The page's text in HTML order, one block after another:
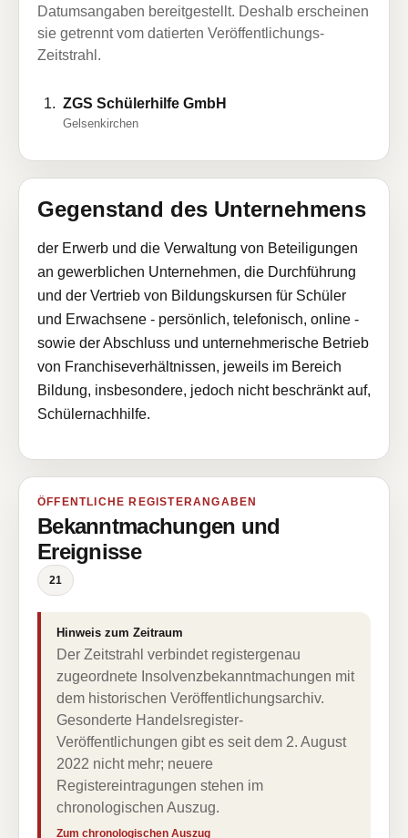
Datumsangaben bereitgestellt. Deshalb erscheinen
sie getrennt vom datierten Veröffentlichungs-
Zeitstrahl.
ZGS Schülerhilfe GmbH
Gelsenkirchen
Gegenstand des Unternehmens
der Erwerb und die Verwaltung von Beteiligungen
an gewerblichen Unternehmen, die Durchführung
und der Vertrieb von Bildungskursen für Schüler
und Erwachsene - persönlich, telefonisch, online -
sowie der Abschluss und unternehmerische Betrieb
von Franchiseverhältnissen, jeweils im Bereich
Bildung, insbesondere, jedoch nicht beschränkt auf,
Schülernachhilfe.
ÖFFENTLICHE REGISTERANGABEN
Bekanntmachungen und
Ereignisse
21
Hinweis zum Zeitraum
Der Zeitstrahl verbindet registergenau
zugeordnete Insolvenzbekanntmachungen mit
dem historischen Veröffentlichungsarchiv.
Gesonderte Handelsregister-
Veröffentlichungen gibt es seit dem 2. August
2022 nicht mehr; neuere
Registereintragungen stehen im
chronologischen Auszug.
Zum chronologischen Auszug